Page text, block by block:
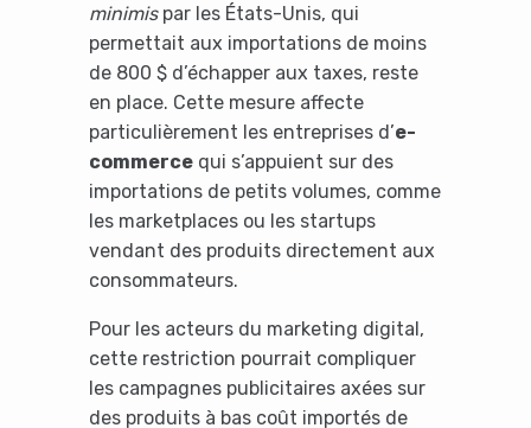
minimispar les États-Unis, qui
permettait aux importations de moins
de 800 $ d’échapper aux taxes, reste
en place. Cette mesure affecte
particulièrement les entreprises d’e-
commercequi s’appuient sur des
importations de petits volumes, comme
les marketplaces ou les startups
vendant des produits directement aux
consommateurs.
Pour les acteurs du marketing digital,
cette restriction pourrait compliquer
les campagnes publicitaires axées sur
des produits à bas coût importés de